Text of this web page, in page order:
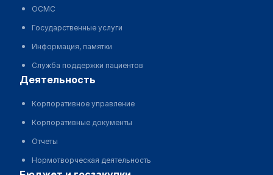
ОСМС
Государственные услуги
Информация, памятки
Служба поддержки пациентов
деятельность
Корпоративное управление
Корпоративные документы
Отчеты
Нормотворческая деятельность